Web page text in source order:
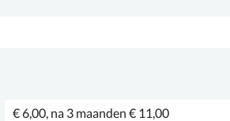
€ 6,00, na 3 maanden € 11,00